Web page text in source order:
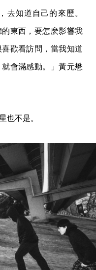
去知道自己的來歷。
的東西，要怎麽影響我
歡看訪問，當我知道
會滿感動。」黃元懋
也不是。